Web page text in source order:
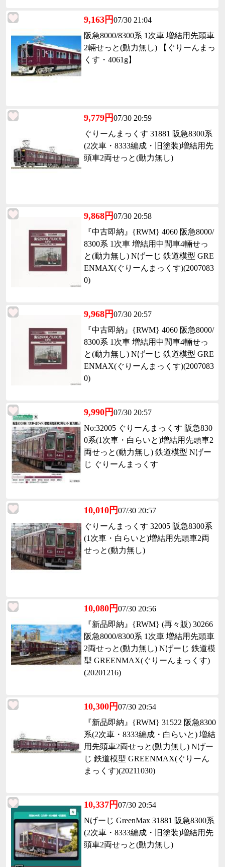
9,163円07/30 21:04
阪急8000/8300系 1次車 増結用先頭車
2輛せっと(動力無し) 【ぐりーんまっ
くす・4061g】
9,779円07/30 20:59
ぐりーんまっくす 31881 阪急8300系
(2次車・8333編成・旧塗装)増結用先
頭車2両せっと(動力無し)
9,868円07/30 20:58
『中古即納』{RWM} 4060 阪急8000/
8300系 1次車 増結用中間車4輛せっ
と(動力無し) Nげーじ 鉄道模型 GRE
ENMAX(ぐりーんまっくす)(2007083
0)
9,968円07/30 20:57
『中古即納』{RWM} 4060 阪急8000/
8300系 1次車 増結用中間車4輛せっ
と(動力無し) Nげーじ 鉄道模型 GRE
ENMAX(ぐりーんまっくす)(2007083
0)
9,990円07/30 20:57
No:32005 ぐりーんまっくす 阪急830
0系(1次車・白らいと)増結用先頭車2
両せっと(動力無し) 鉄道模型 Nげー
じ ぐりーんまっくす
10,010円07/30 20:57
ぐりーんまっくす 32005 阪急8300系
(1次車・白らいと)増結用先頭車2両
せっと(動力無し)
10,080円07/30 20:56
『新品即納』{RWM} (再々販) 30266
阪急8000/8300系 1次車 増結用先頭車
2両せっと(動力無し) Nげーじ 鉄道模
型 GREENMAX(ぐりーんまっくす)
(20201216)
10,300円07/30 20:54
『新品即納』{RWM} 31522 阪急8300
系(2次車・8333編成・白らいと) 増結
用先頭車2両せっと(動力無し) Nげー
じ 鉄道模型 GREENMAX(ぐりーん
まっくす)(20211030)
10,337円07/30 20:54
Nげーじ GreenMax 31881 阪急8300系
(2次車・8333編成・旧塗装)増結用先
頭車2両せっと(動力無し)